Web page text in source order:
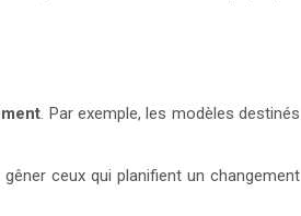
. Par exemple, les modèles destinés
ceux qui planifient un changement